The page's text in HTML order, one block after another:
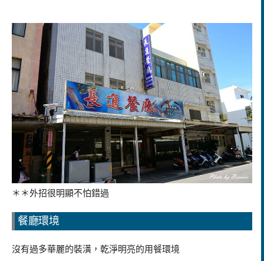
＊＊外招很明顯不怕錯過
餐廳環境
沒有過多華麗的裝潢，乾淨明亮的用餐環境